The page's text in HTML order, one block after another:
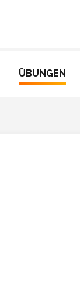
ÜBUNGEN